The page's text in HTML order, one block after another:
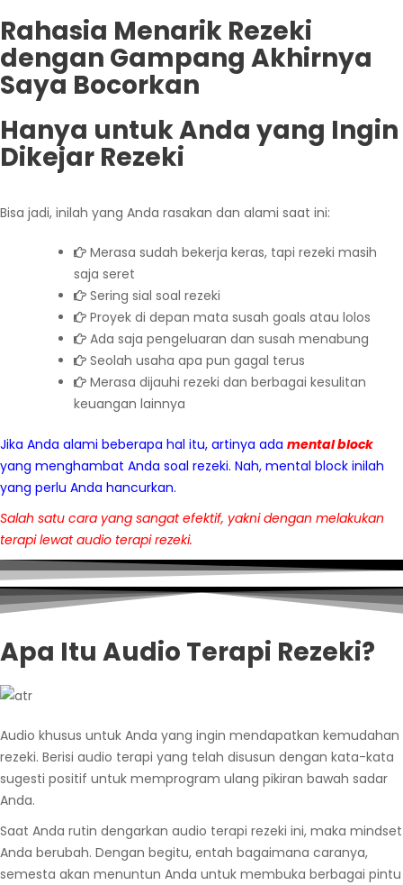
Rahasia Menarik Rezeki
dengan Gampang Akhirnya
Saya Bocorkan
Hanya untuk Anda yang Ingin
Dikejar Rezeki
Bisa jadi, inilah yang Anda rasakan dan alami saat ini:
Merasa sudah bekerja keras, tapi rezeki masih
saja seret
Sering sial soal rezeki
Proyek di depan mata susah goals atau lolos
Ada saja pengeluaran dan susah menabung
Seolah usaha apa pun gagal terus
Merasa dijauhi rezeki dan berbagai kesulitan
keuangan lainnya
Jika Anda alami beberapa hal itu, artinya ada mental block
yang menghambat Anda soal rezeki. Nah, mental block inilah
yang perlu Anda hancurkan.
Salah satu cara yang sangat efektif, yakni dengan melakukan
terapi lewat audio terapi rezeki.
Apa Itu Audio Terapi Rezeki?
Audio khusus untuk Anda yang ingin mendapatkan kemudahan
rezeki. Berisi audio terapi yang telah disusun dengan kata-kata
sugesti positif untuk memprogram ulang pikiran bawah sadar
Anda.
Saat Anda rutin dengarkan audio terapi rezeki ini, maka mindset
Anda berubah. Dengan begitu, entah bagaimana caranya,
semesta akan menuntun Anda untuk membuka berbagai pintu